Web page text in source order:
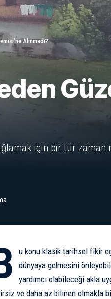
Alınmadı?
için bir tür zaman
u konu klasik tarihsel fikir
dünyaya gelmesini
yardımcı olabileceği akla
ve daha az bilinen olmakla